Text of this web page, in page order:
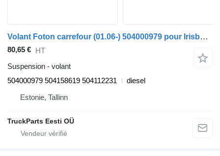
Volant Foton carrefour (01.06-) 504000979 pour Irisbus Arway, Crossway, Crealis, Magelys, Proway, Daily Tourys (2006-)
80,65 € HT
Suspension - volant
504000979 504158619 504112231
diesel
Estonie, Tallinn
TruckParts Eesti OÜ